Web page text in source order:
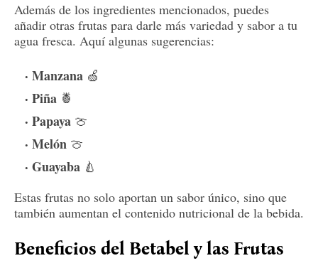
Además de los ingredientes mencionados, puedes
añadir otras frutas para darle más variedad y sabor a tu
agua fresca. Aquí algunas sugerencias:
Manzana 🍏
Piña 🍍
Papaya 🍈
Melón 🍈
Guayaba 🍐
Estas frutas no solo aportan un sabor único, sino que
también aumentan el contenido nutricional de la bebida.
Beneficios del Betabel y las Frutas